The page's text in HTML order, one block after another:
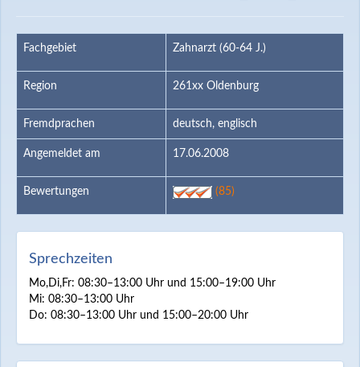
Fachgebiet Zahnarzt (60-64 J.)
Region 261xx Oldenburg
Fremdprachen deutsch, englisch
Angemeldet am 17.06.2008
Bewertungen (85)
Sprechzeiten
Mo,Di,Fr: 08:30–13:00 Uhr und 15:00–19:00 Uhr
Mi: 08:30–13:00 Uhr
Do: 08:30–13:00 Uhr und 15:00–20:00 Uhr